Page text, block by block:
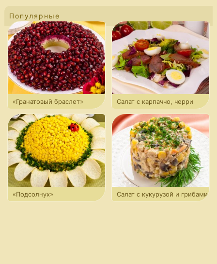
Популярные
«Гранатовый браслет»
Салат с карпаччо, черри
и ароматной заправкой
«Подсолнух» Салат с кукурузой и грибами